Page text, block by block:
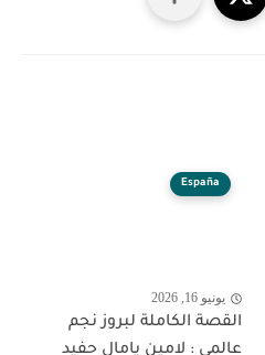
España
يونيو 16, 2026
القصة الكاملة لبروز نجم
عالمي : لامين يامال حفيد